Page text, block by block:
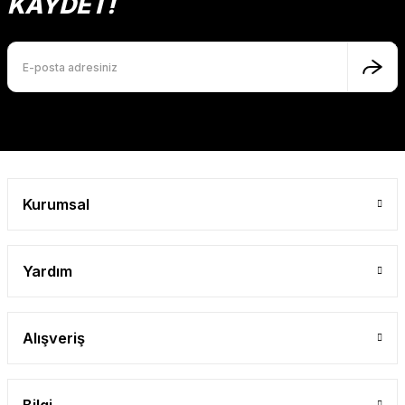
Ürün bilgilerinde hatalar bulunuyor.
Kurumsal
Yardım
Alışveriş